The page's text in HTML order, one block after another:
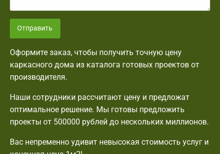
Отправить
Оформите заказ, чтобы получить точную цену
каркасного дома из каталога готовых проектов от
производителя.
Наши сотрудники рассчитают цену и предложат
оптимальное решение. Мы готовы предложить
проекты от 500000 рублей до нескольких миллионов.
Вас непременно удивит невысокая стоимость услуг и